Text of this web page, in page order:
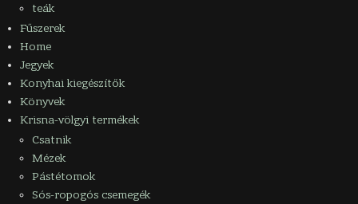
teák
Fűszerek
Home
Jegyek
Konyhai kiegészítők
Könyvek
Krisna-völgyi termékek
Csatnik
Mézek
Pástétomok
Sós-ropogós csemegék